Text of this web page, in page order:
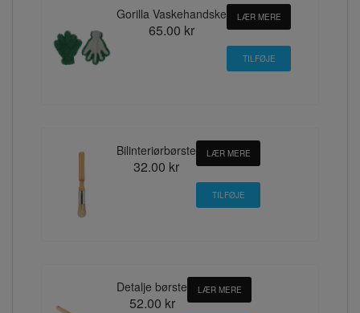
Gorilla Vaskehandske
65.00 kr
LÆR MERE
Bilinteriørbørste
32.00 kr
LÆR MERE
Detalje børste
52.00 kr
LÆR MERE